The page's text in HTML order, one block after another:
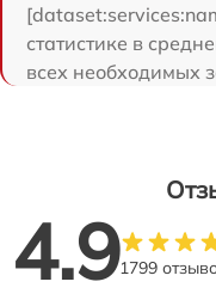
статистике в
всех необходимых
4.91799